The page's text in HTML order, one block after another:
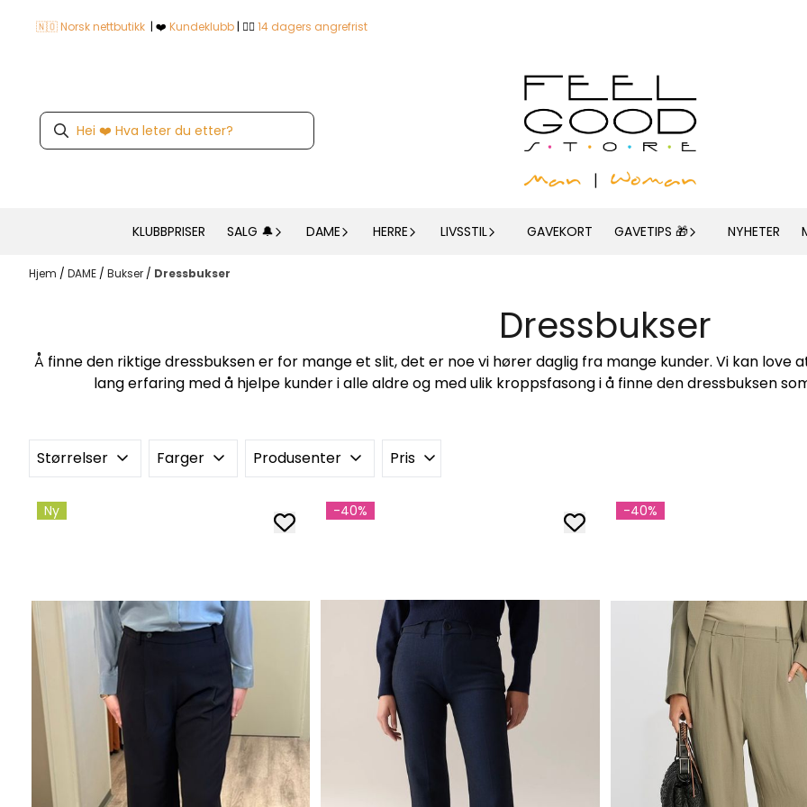
Hopp til innhold
🇳🇴 Norsk nettbutikk | ❤️ Kundeklubb | 👍🏼 14 dagers angrefrist
KLUBBPRISER SALG 🔔 DAME HERRE LIVSSTIL GAVEKORT GAVETIPS 🎁 NYHETER
Hjem / DAME / Bukser / Dressbukser
Dressbukser
Å finne den riktige dressbuksen er for mange et slit, det er noe vi hører daglig fra mange kunder. Vi kan
lang erfaring med å hjelpe kunder i alle aldre og med ulik kroppsfasong i å finne den dressbuksen
Størrelser Farger Produsenter Pris
Ny -40% -40%